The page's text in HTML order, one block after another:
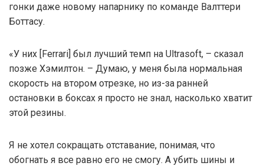
гонки даже новому напарнику по команде Валттери
Боттасу.
«У них [Ferrari] был лучший темп на Ultrasoft, – сказал
позже Хэмилтон. – Думаю, у меня была нормальная
скорость на втором отрезке, но из-за ранней
остановки в боксах я просто не знал, насколько хватит
этой резины.
Я не хотел сокращать отставание, понимая, что
обогнать я все равно его не смогу. А убить шины и